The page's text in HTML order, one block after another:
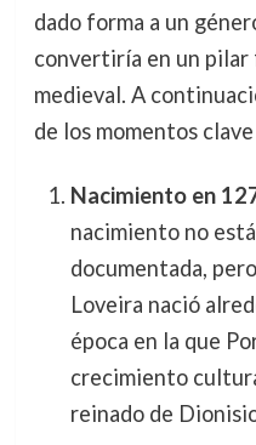
dado forma a un
convertiría en un
medieval. A
de los momentos
Nacimiento en
nacimiento no
documentada,
Loveira nació
época en la que
crecimiento
reinado de